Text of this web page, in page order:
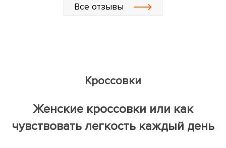
Все отзывы
Кроссовки
Женские кроссовки или как
чувствовать легкость каждый день